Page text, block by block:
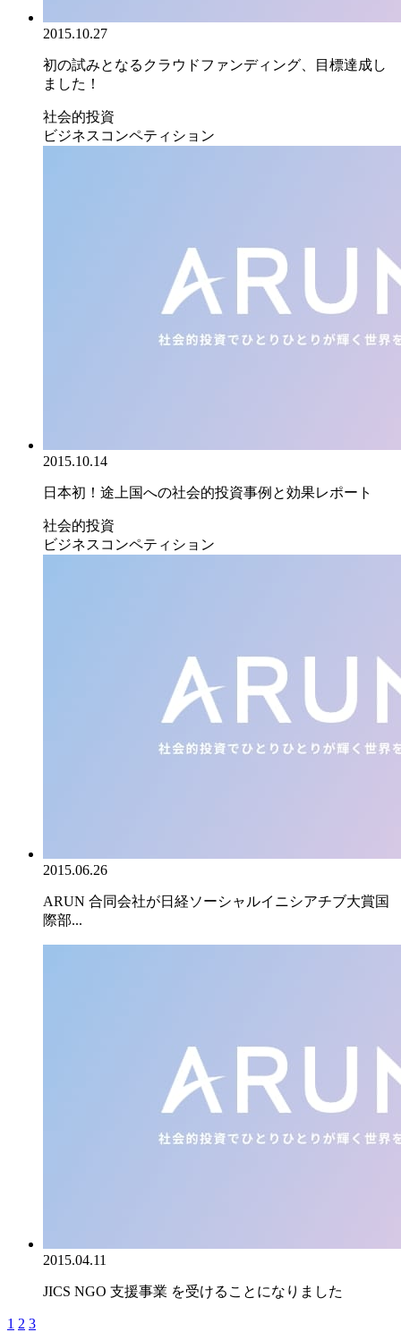
2015.10.27
初の試みとなるクラウドファンディング、目標達成し
ました！
社会的投資
ビジネスコンペティション
2015.10.14
日本初！途上国への社会的投資事例と効果レポート
社会的投資
ビジネスコンペティション
2015.06.26
ARUN 合同会社が日経ソーシャルイニシアチブ大賞国
際部...
2015.04.11
JICS NGO 支援事業 を受けることになりました
1 2 3